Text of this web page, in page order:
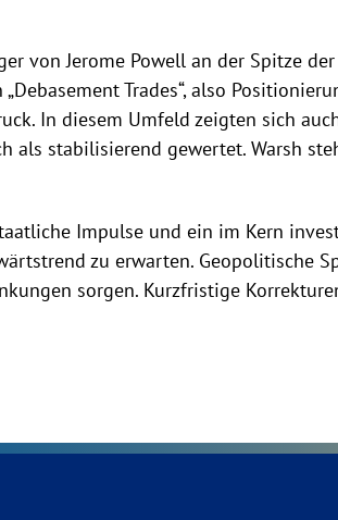
von Jerome Powell an der Spitze
Trades“, also
In diesem Umfeld zeigten sich
als stabilisierend gewertet. Warsh
Impulse und ein im Kern
zu erwarten. Geopolitische
sorgen. Kurzfristige